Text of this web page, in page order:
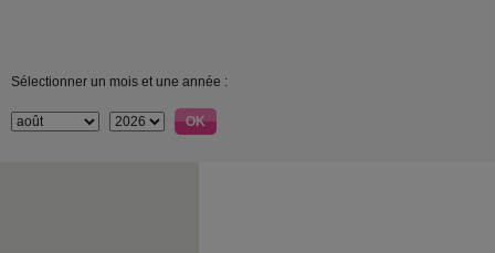
Sélectionner un mois et une année :